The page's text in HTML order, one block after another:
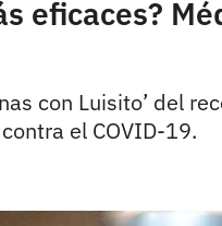
eficaces?
con Luisito’ del
el COVID-19.